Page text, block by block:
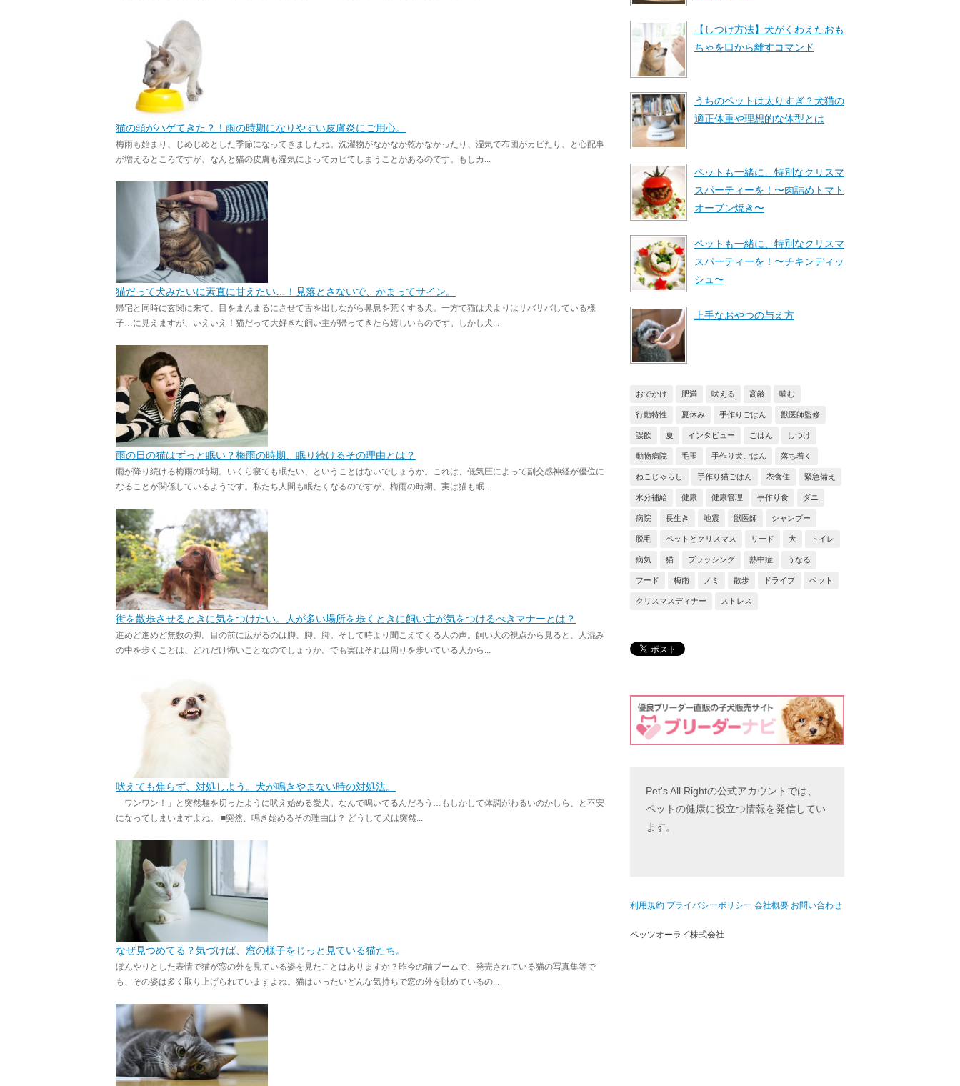
猫の頭がハゲてきた？！雨の時期になりやすい皮膚炎にご用心。
梅雨も始まり、じめじめとした季節になってきましたね。洗濯物がなかなか乾かなかったり、湿気で布団がカビたり、と心配事
が増えるところですが、なんと猫の皮膚も湿気によってカビてしまうことがあるのです。もしカ...
猫だって犬みたいに素直に甘えたい…！見落とさないで、かまってサイン。
帰宅と同時に玄関に来て、目をまんまるにさせて舌を出しながら鼻息を荒くする犬。一方で猫は犬よりはサバサバしている様
子…に見えますが、いえいえ！猫だって大好きな飼い主が帰ってきたら嬉しいものです。しかし犬...
雨の日の猫はずっと眠い？梅雨の時期、眠り続けるその理由とは？
雨が降り続ける梅雨の時期。いくら寝ても眠たい、ということはないでしょうか。これは、低気圧によって副交感神経が優位に
なることが関係しているようです。私たち人間も眠たくなるのですが、梅雨の時期、実は猫も眠...
街を散歩させるときに気をつけたい。人が多い場所を歩くときに飼い主が気をつけるべきマナーとは？
進めど進めど無数の脚。目の前に広がるのは脚、脚、脚。そして時より聞こえてくる人の声。飼い犬の視点から見ると、人混み
の中を歩くことは、どれだけ怖いことなのでしょうか。でも実はそれは周りを歩いている人から...
吠えても焦らず、対処しよう。犬が鳴きやまない時の対処法。
「ワンワン！」と突然堰を切ったように吠え始める愛犬。なんで鳴いてるんだろう…もしかして体調がわるいのかしら、と不安
になってしまいますよね。 ■突然、鳴き始めるその理由は？ どうして犬は突然...
なぜ見つめてる？気づけば、窓の様子をじっと見ている猫たち。
ぼんやりとした表情で猫が窓の外を見ている姿を見たことはありますか？昨今の猫ブームで、発売されている猫の写真集等で
も、その姿は多く取り上げられていますよね。猫はいったいどんな気持ちで窓の外を眺めているの...
【しつけ方法】犬がくわえたおも
ちゃを口から離すコマンド
うちのペットは太りすぎ？犬猫の
適正体重や理想的な体型とは
ペットも一緒に、特別なクリスマ
スパーティーを！〜肉詰めトマト
オーブン焼き〜
ペットも一緒に、特別なクリスマ
スパーティーを！〜チキンディッ
シュ〜
上手なおやつの与え方
おでかけ 肥満 吠える 高齢 噛む
行動特性 夏休み 手作りごはん 獣医師監修
誤飲 夏 インタビュー ごはん しつけ
動物病院 毛玉 手作り犬ごはん 落ち着く
ねこじゃらし 手作り猫ごはん 衣食住 緊急備え
水分補給 健康 健康管理 手作り食 ダニ
病院 長生き 地震 獣医師 シャンプー
脱毛 ペットとクリスマス リード 犬 トイレ
病気 猫 ブラッシング 熱中症 うなる
フード 梅雨 ノミ 散歩 ドライブ ペット
クリスマスディナー ストレス
Pet's All Rightの公式アカウントでは、
ペットの健康に役立つ情報を発信してい
ます。
利用規約 プライバシーポリシー 会社概要 お問い合わせ
ペッツオーライ株式会社